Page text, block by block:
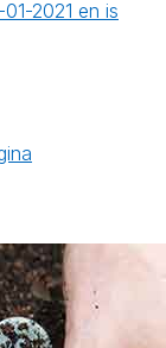
2021 en is